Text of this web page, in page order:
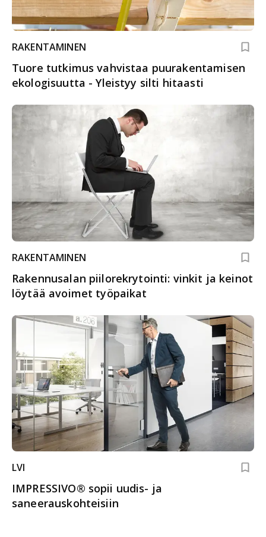
RAKENTAMINEN
Tuore tutkimus vahvistaa puurakentamisen
ekologisuutta - Yleistyy silti hitaasti
RAKENTAMINEN
Rakennusalan piilorekrytointi: vinkit ja keinot
löytää avoimet työpaikat
LVI
IMPRESSIVO® sopii uudis- ja
saneerauskohteisiin